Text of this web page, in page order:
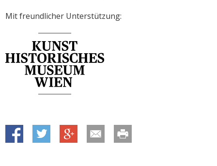
Mit freundlicher Unterstützung: